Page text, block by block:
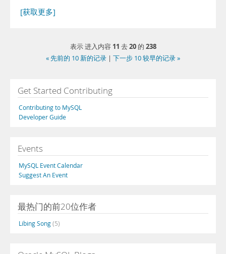
[获取更多]
表示 进入内容 11 去20的 238
« 先前的 10 新的记录 | 下一步 10 较早的记录 »
Get Started Contributing
Contributing to MySQL
Developer Guide
Events
MySQL Event Calendar
Suggest An Event
最热门的前20位作者
Libing Song(5)